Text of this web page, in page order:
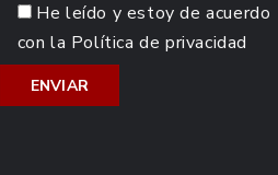
He leído y estoy de acuerdo
con la Política de privacidad